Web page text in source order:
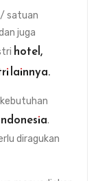
satuan
juga
hotel,
lainnya.
.
diragukan